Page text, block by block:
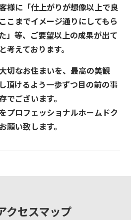
様に「仕上がりが想像以上で良
こまでイメージ通りにしてもら
」等、ご要望以上の成果が出て
考えております。
切なお住まいを、最高の美観
頂けるよう一歩ずつ目の前の事
でございます。
プロフェッショナルホームドク
お願い致します。
クセスマップ